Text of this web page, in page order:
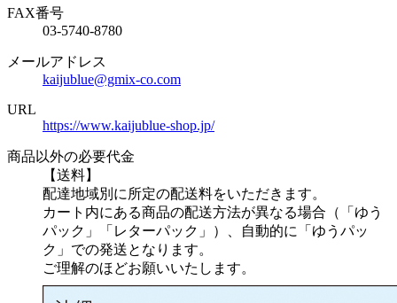
FAX番号
03-5740-8780
メールアドレス
kaijublue@gmix-co.com
URL
https://www.kaijublue-shop.jp/
商品以外の必要代金
【送料】
配達地域別に所定の配送料をいただきます。
カート内にある商品の配送方法が異なる場合（「ゆう
パック」「レターパック」）、自動的に「ゆうパッ
ク」での発送となります。
ご理解のほどお願いいたします。